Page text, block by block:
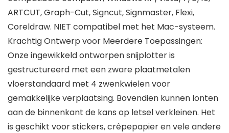
ARTCUT, Graph-Cut, Signcut, Signmaster, Flexi,
Coreldraw. NIET compatibel met het Mac-systeem.
Krachtig Ontwerp voor Meerdere Toepassingen:
Onze ingewikkeld ontworpen snijplotter is
gestructureerd met een zware plaatmetalen
vloerstandaard met 4 zwenkwielen voor
gemakkelijke verplaatsing. Bovendien kunnen lonten
aan de binnenkant de kans op letsel verkleinen. Het
is geschikt voor stickers, crêpepapier en vele andere